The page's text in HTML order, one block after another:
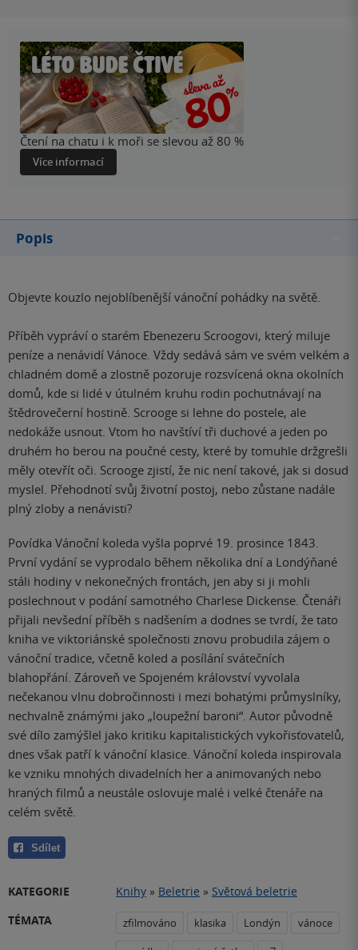
Čtení na chatu i k moři se slevou až 80 %
Více informací
Popis
Objevte kouzlo nejoblíbenější vánoční pohádky na světě.
Příběh vypráví o starém Ebenezeru Scroogovi, který miluje
peníze a nenávidí Vánoce. Vždy sedává sám ve svém velkém a
chladném domě a zlostně pozoruje rozsvícená okna okolních
domů, kde si lidé v útulném kruhu rodin pochutnávají na
štědrovečerní hostině. Scrooge si lehne do postele, ale
nedokáže usnout. Vtom ho navštíví tři duchové a jeden po
druhém ho berou na poučné cesty, které by tomuhle držgrešli
měly otevřít oči. Scrooge zjistí, že nic není takové, jak si dosud
myslel. Přehodnotí svůj životní postoj, nebo zůstane nadále
plný zloby a nenávisti?
Povídka Vánoční koleda vyšla poprvé 19. prosince 1843.
První vydání se vyprodalo během několika dní a Londýňané
stáli hodiny v nekonečných frontách, jen aby si ji mohli
poslechnout v podání samotného Charlese Dickense. Čtenáři
přijali nevšední příběh s nadšením a dodnes se tvrdí, že tato
kniha ve viktoriánské společnosti znovu probudila zájem o
vánoční tradice, včetně koled a posílání svátečních
blahopřání. Zároveň ve Spojeném království vyvolala
nečekanou vlnu dobročinnosti i mezi bohatými průmyslníky,
nechvalně známými jako „loupežní baroni“. Autor původně
své dílo zamýšlel jako kritiku kapitalistických vykořisťovatelů,
dnes však patří k vánoční klasice. Vánoční koleda inspirovala
ke vzniku mnohých divadelních her a animovaných nebo
hraných filmů a neustále oslovuje malé i velké čtenáře na
celém světě.
Sdílet
KATEGORIE Knihy » Beletrie » Světová beletrie
TÉMATA
zfilmováno klasika Londýn
vánoce